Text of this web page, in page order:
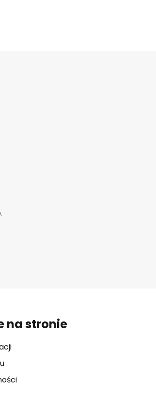
na stronie